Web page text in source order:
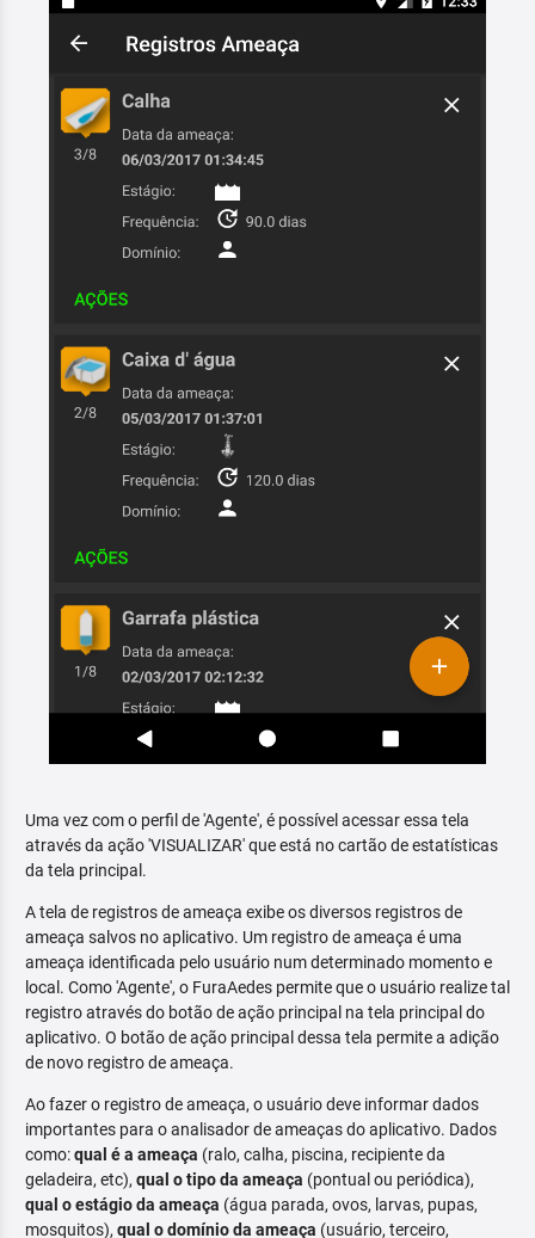
Uma vez com o perfil de 'Agente', é possível acessar essa tela
através da ação 'VISUALIZAR' que está no cartão de estatísticas
da tela principal.
A tela de registros de ameaça exibe os diversos registros de
ameaça salvos no aplicativo. Um registro de ameaça é uma
ameaça identificada pelo usuário num determinado momento e
local. Como 'Agente', o FuraAedes permite que o usuário realize tal
registro através do botão de ação principal na tela principal do
aplicativo. O botão de ação principal dessa tela permite a adição
de novo registro de ameaça.
Ao fazer o registro de ameaça, o usuário deve informar dados
importantes para o analisador de ameaças do aplicativo. Dados
como:qual é a ameaça (ralo, calha, piscina, recipiente da
geladeira, etc), qual o tipo da ameaça (pontual ou periódica),
qual o estágio da ameaça (água parada, ovos, larvas, pupas,
mosquitos), qual o domínio da ameaça (usuário, terceiro,